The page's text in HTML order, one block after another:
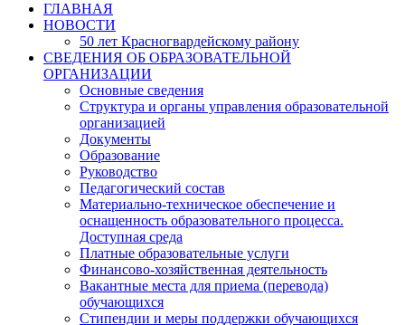
ГЛАВНАЯ
НОВОСТИ
50 лет Красногвардейскому району
СВЕДЕНИЯ ОБ ОБРАЗОВАТЕЛЬНОЙ
ОРГАНИЗАЦИИ
Основные сведения
Структура и органы управления образовательной
организацией
Документы
Образование
Руководство
Педагогический состав
Материально-техническое обеспечение и
оснащенность образовательного процесса.
Доступная среда
Платные образовательные услуги
Финансово-хозяйственная деятельность
Вакантные места для приема (перевода)
обучающихся
Стипендии и меры поддержки обучающихся